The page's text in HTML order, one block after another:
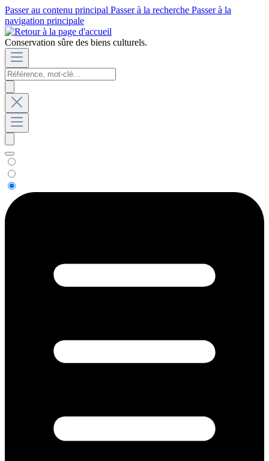
Passer au contenu principal Passer à la recherche Passer à la
navigation principale
Conservation sûre des biens culturels.